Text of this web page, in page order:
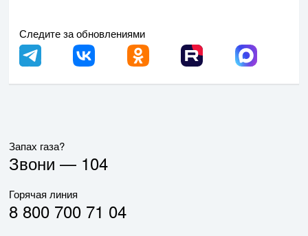
Следите за обновлениями
Запах газа?
Звони — 104
Горячая линия
8 800 700 71 04